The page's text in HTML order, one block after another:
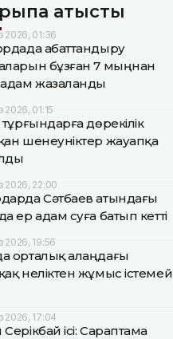
қатысты
2026, 01:36
абаттандыру
бұзған 7 мыңнан
адам жазаланды
2026, 01:15
тұрғындарға дөрекілік
шенеуніктер жауапқа
2026, 22:00
Сәтбаев атындағы
ер адам суға батып кетті
2026, 19:56
орталық алаңдағы
неліктен жұмыс істемей
2026, 17:04
ісі: Сараптама